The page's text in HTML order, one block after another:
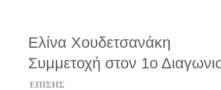
Ελίνα Χουδετσανάκη
Συμμετοχή στον 1ο
ΕΠΙΣΗΣ